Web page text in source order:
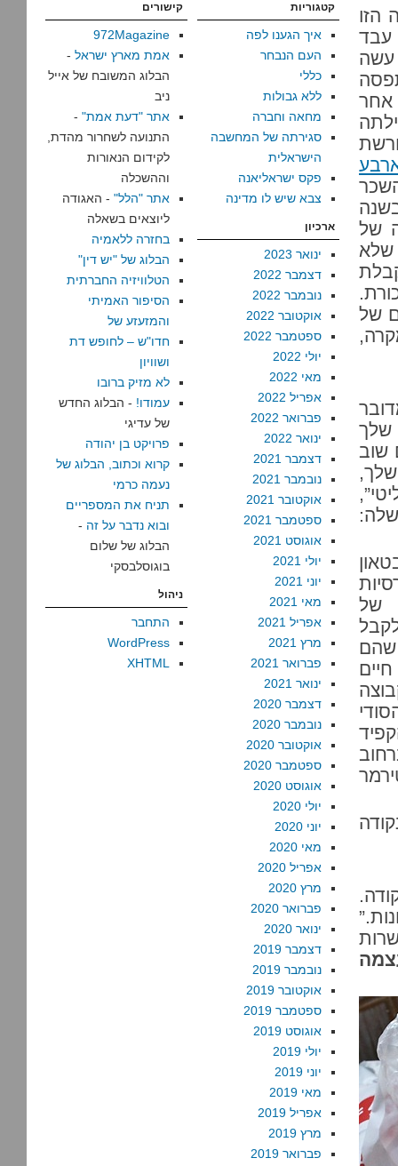
הזו
עשה
אחר
לבנת, מ-73,116 בשנה
של
שלא
של
שלך
שוב
של
שהם
עצמה
קטגוריות
איך הגענו לפה
העם הנבחר
כללי
ללא גבולות
מחאה וחברה
סגירתה של המחשבה
הישראלית
פקס ישראליאנה
צבא שיש לו מדינה
ארכיון
ינואר 2023
דצמבר 2022
נובמבר 2022
אוקטובר 2022
ספטמבר 2022
יולי 2022
מאי 2022
אפריל 2022
פברואר 2022
ינואר 2022
דצמבר 2021
נובמבר 2021
אוקטובר 2021
ספטמבר 2021
אוגוסט 2021
יולי 2021
יוני 2021
מאי 2021
אפריל 2021
מרץ 2021
פברואר 2021
ינואר 2021
דצמבר 2020
נובמבר 2020
אוקטובר 2020
ספטמבר 2020
אוגוסט 2020
יולי 2020
יוני 2020
מאי 2020
אפריל 2020
מרץ 2020
פברואר 2020
ינואר 2020
דצמבר 2019
נובמבר 2019
אוקטובר 2019
ספטמבר 2019
אוגוסט 2019
יולי 2019
יוני 2019
מאי 2019
אפריל 2019
מרץ 2019
פברואר 2019
קישורים
972Magazine
אמת מארץ ישראל -
הבלוג המשובח של אייל
ניב
אתר "דעת אמת" -
התנועה לשחרור מהדת,
לקידום הנאורות
וההשכלה
אתר "הלל" - האגודה
ליוצאים בשאלה
בחזרה ללאמיה
הבלוג של "יש דין"
הטלוויזיה החברתית
הסיפור האמיתי
והמזעזע של
חדו"ש – לחופש דת
ושוויון
לא מזיק ברובו
עמודו! - הבלוג החדש
של עדיגי
פרויקט בן יהודה
קרוא וכתוב, הבלוג של
נעמה כרמי
תניח את המספריים
ובוא נדבר על זה -
הבלוג של שלום
בוגוסלבסקי
ניהול
התחבר
WordPress
XHTML